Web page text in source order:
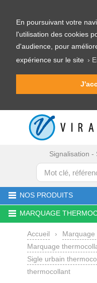
En poursuivant votre
l'utilisation des cookies
d'audience, pour
expérience sur le site ›
Signalisation -
NOS PRODUITS
MARQUAGE
Accueil › Marquage
Marquage
Sigle urbain
thermocollant